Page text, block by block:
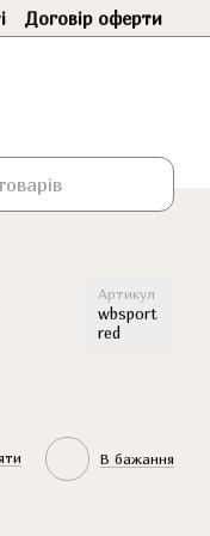
Договір оферти
Артикул
wbsport
red
В бажання